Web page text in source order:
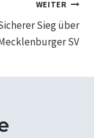
WEITER
Sieg über
SV